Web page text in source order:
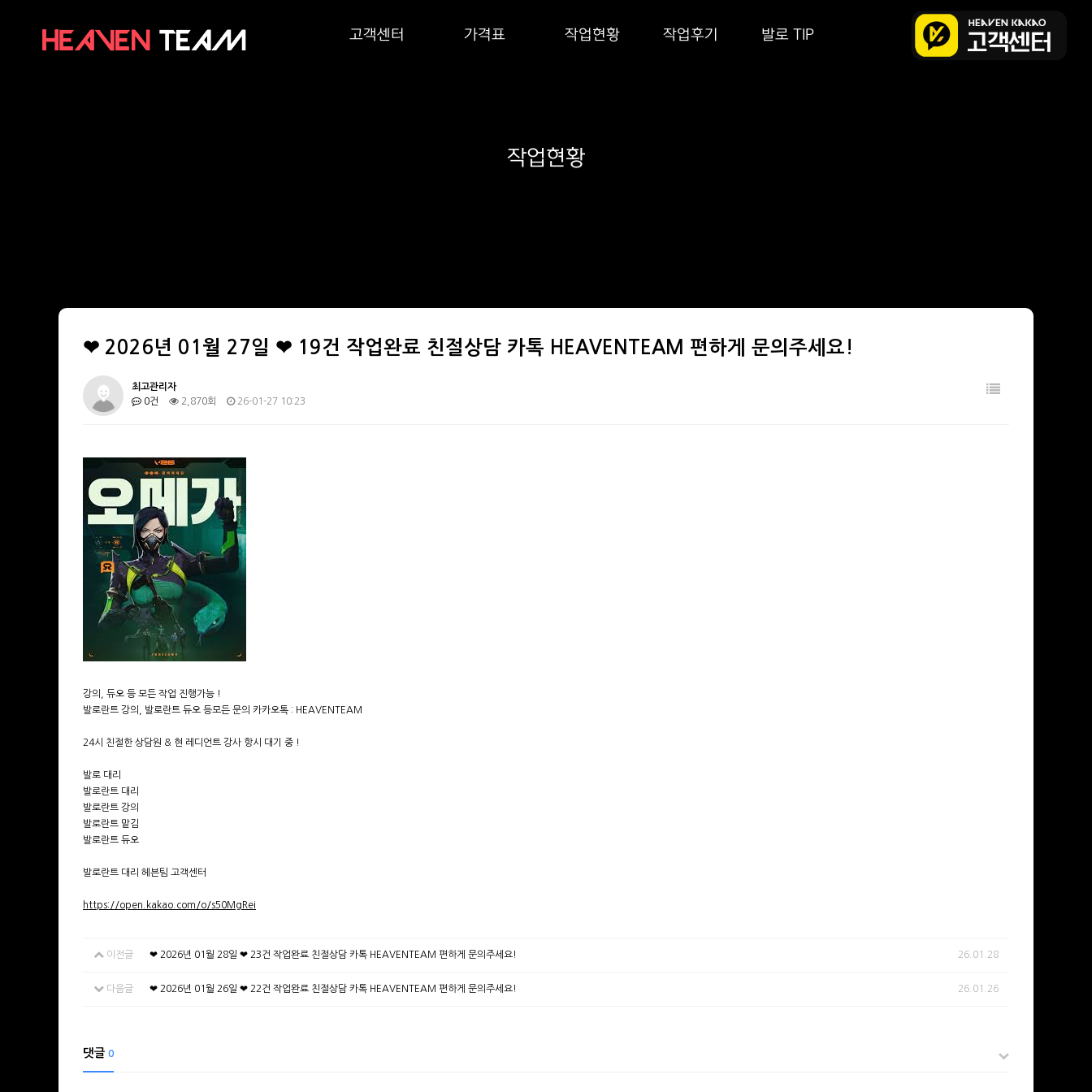
고객센터 가격표 작업현황 작업후기 발로 TIP
작업현황
❤ 2026년 01월 27일 ❤ 19건 작업완료 친절상담 카톡 HEAVENTEAM 편하게 문의주세요!
최고관리자
0건
2,870회 26-01-27 10:23
강의, 듀오 등 모든 작업 진행가능 !
발로란트 강의, 발로란트 듀오 등모든 문의 카카오톡 : HEAVENTEAM
24시 친절한 상담원 & 현 레디언트 강사 항시 대기 중 !
발로 대리
발로란트 대리
발로란트 강의
발로란트 맡김
발로란트 듀오
발로란트 대리 헤븐팀 고객센터
https://open.kakao.com/o/s50MgRei
이전글 ❤ 2026년 01월 28일 ❤ 23건 작업완료 친절상담 카톡 HEAVENTEAM 편하게 문의주세요! 26.01.28
다음글 ❤ 2026년 01월 26일 ❤ 22건 작업완료 친절상담 카톡 HEAVENTEAM 편하게 문의주세요! 26.01.26
댓글 0